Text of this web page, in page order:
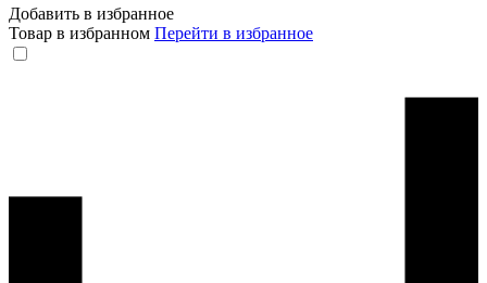
Добавить в избранное
Товар в избранном Перейти в избранное